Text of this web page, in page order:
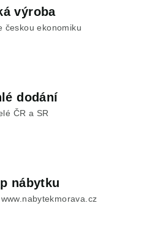
výroba
českou ekonomiku
dodání
ČR a SR
nábytku